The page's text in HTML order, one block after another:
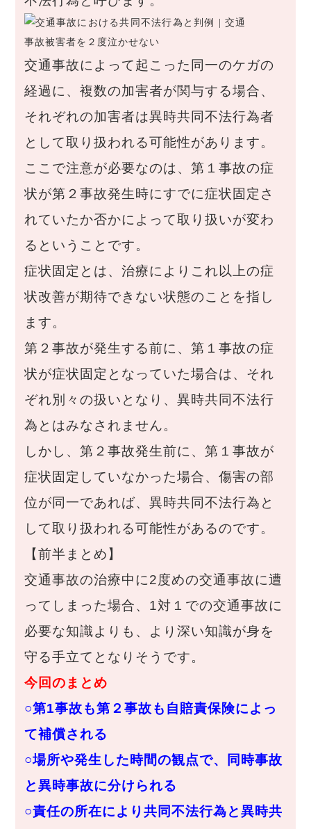
交通事故によって起こった同一のケガの
経過に、複数の加害者が関与する場合、
それぞれの加害者は異時共同不法行為者
として取り扱われる可能性があります。
ここで注意が必要なのは、第１事故の症
状が第２事故発生時にすでに症状固定さ
れていたか否かによって取り扱いが変わ
るということです。
症状固定とは、治療によりこれ以上の症
状改善が期待できない状態のことを指し
ます。
第２事故が発生する前に、第１事故の症
状が症状固定となっていた場合は、それ
ぞれ別々の扱いとなり、異時共同不法行
為とはみなされません。
しかし、第２事故発生前に、第１事故が
症状固定していなかった場合、傷害の部
位が同一であれば、異時共同不法行為と
して取り扱われる可能性があるのです。
【前半まとめ】
交通事故の治療中に2度めの交通事故に遭
ってしまった場合、1対１での交通事故に
必要な知識よりも、より深い知識が身を
守る手立てとなりそうです。
今回のまとめ
○第1事故も第２事故も自賠責保険によっ
て補償される
○場所や発生した時間の観点で、同時事故
と異時事故に分けられる
○責任の所在により共同不法行為と異時共